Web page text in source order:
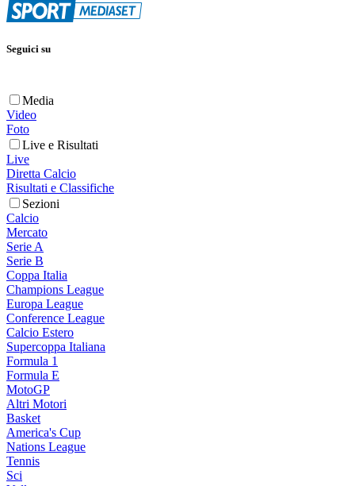
Seguici su
Media
Video
Foto
Live e Risultati
Live
Diretta Calcio
Risultati e Classifiche
Sezioni
Calcio
Mercato
Serie A
Serie B
Coppa Italia
Champions League
Europa League
Conference League
Calcio Estero
Supercoppa Italiana
Formula 1
Formula E
MotoGP
Altri Motori
Basket
America's Cup
Nations League
Tennis
Sci